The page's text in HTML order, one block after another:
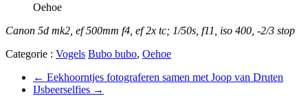
Oehoe
Canon 5d mk2, ef 500mm f4, ef 2x tc; 1/50s, f11, iso 400, -2/3 stop
Categorie : Vogels Bubo bubo, Oehoe
← Eekhoorntjes fotograferen samen met Joop van Druten
IJsbeerselfies →